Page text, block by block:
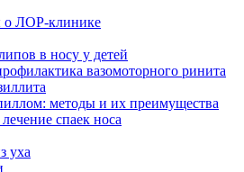
о ЛОР-клинике
в носу у детей
вазомоторного ринита
методы и их преимущества
спаек носа
уха